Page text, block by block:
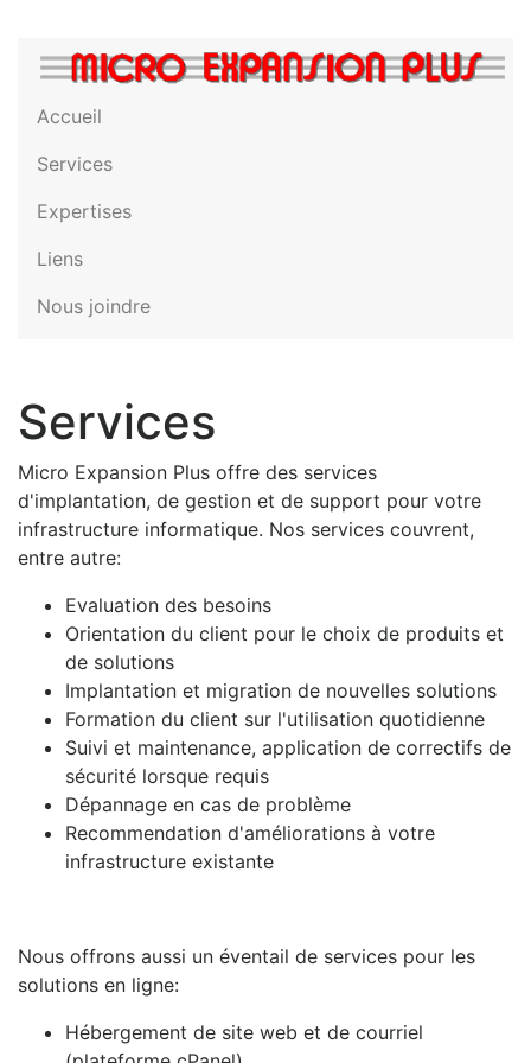
contenu
Navigation
principale
Accueil
Services
Expertises
Liens
Nous joindre
Services
Micro Expansion Plus offre des services
d'implantation, de gestion et de support pour votre
infrastructure informatique. Nos services couvrent,
entre autre:
Evaluation des besoins
Orientation du client pour le choix de produits et
de solutions
Implantation et migration de nouvelles solutions
Formation du client sur l'utilisation quotidienne
Suivi et maintenance, application de correctifs de
sécurité lorsque requis
Dépannage en cas de problème
Recommendation d'améliorations à votre
infrastructure existante
Nous offrons aussi un éventail de services pour les
solutions en ligne:
Hébergement de site web et de courriel